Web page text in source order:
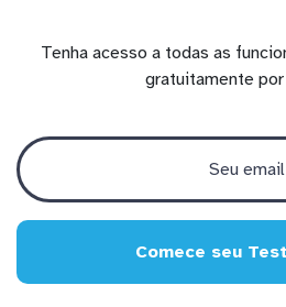
Tenha acesso a todas as
gratuitamente
Comece seu